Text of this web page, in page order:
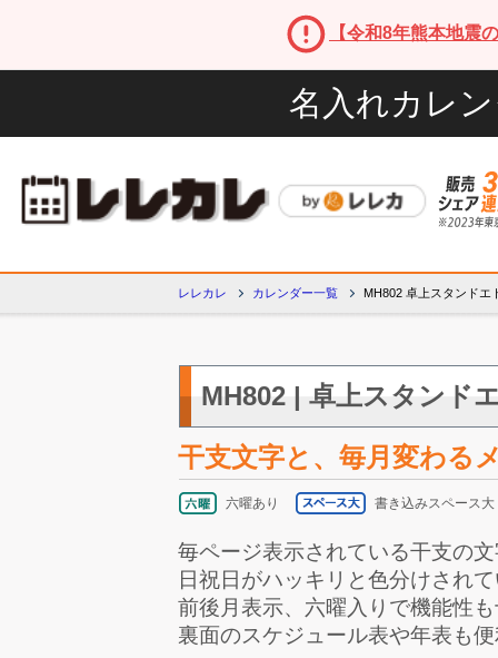
【令和8年熊本地震
名入れカレ
レレカレ カレンダー一覧 MH802 卓上スタンドエ
MH802 | 卓上スタンド
干支文字と、毎月変わる
六曜あり 書き込みスペース大
毎ページ表示されている干支の
日祝日がハッキリと色分けされ
前後月表示、六曜入りで機能性
裏面のスケジュール表や年表も